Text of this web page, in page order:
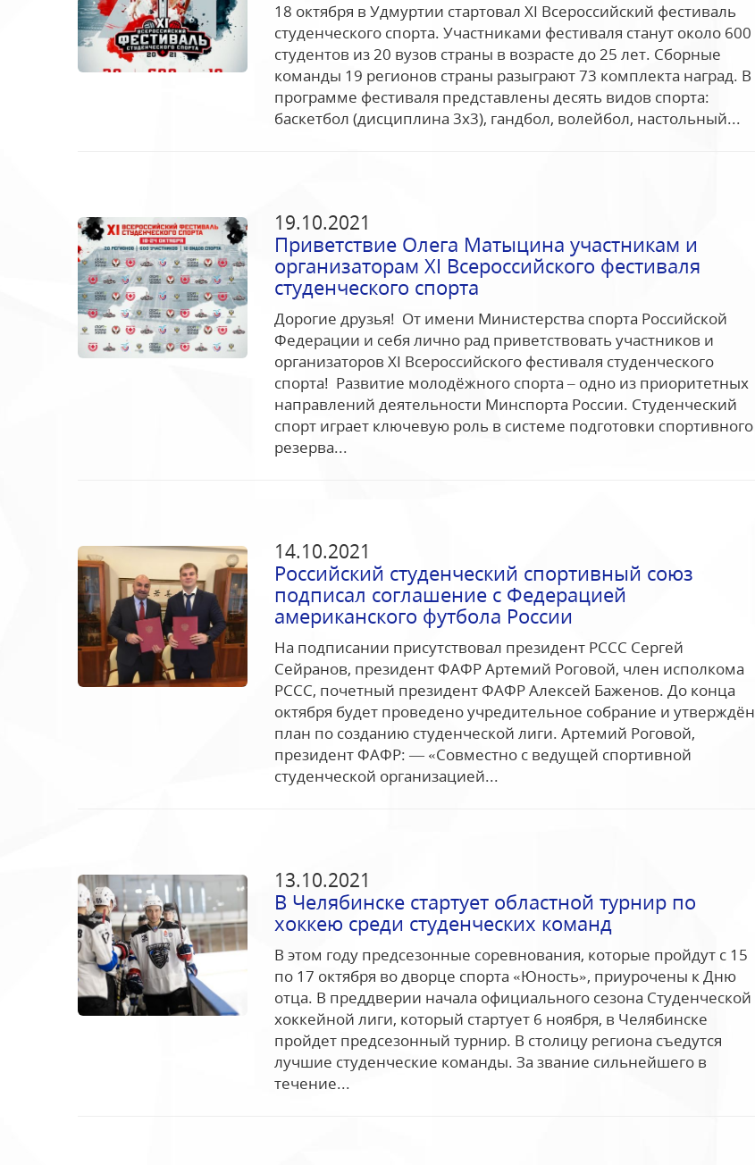
18 октября в Удмуртии стартовал XI Всероссийский фестиваль
студенческого спорта. Участниками фестиваля станут около 600
студентов из 20 вузов страны в возрасте до 25 лет. Сборные
команды 19 регионов страны разыграют 73 комплекта наград. В
программе фестиваля представлены десять видов спорта:
баскетбол (дисциплина 3х3), гандбол, волейбол, настольный...
19.10.2021
Приветствие Олега Матыцина участникам и
организаторам XI Всероссийского фестиваля
студенческого спорта
Дорогие друзья! От имени Министерства спорта Российской
Федерации и себя лично рад приветствовать участников и
организаторов XI Всероссийского фестиваля студенческого
спорта! Развитие молодёжного спорта – одно из приоритетных
направлений деятельности Минспорта России. Студенческий
спорт играет ключевую роль в системе подготовки спортивного
резерва...
14.10.2021
Российский студенческий спортивный союз
подписал соглашение с Федерацией
американского футбола России
На подписании присутствовал президент РССС Сергей
Сейранов, президент ФАФР Артемий Роговой, член исполкома
РССС, почетный президент ФАФР Алексей Баженов. До конца
октября будет проведено учредительное собрание и утверждён
план по созданию студенческой лиги. Артемий Роговой,
президент ФАФР: — «Совместно с ведущей спортивной
студенческой организацией...
13.10.2021
В Челябинске стартует областной турнир по
хоккею среди студенческих команд
В этом году предсезонные соревнования, которые пройдут с 15
по 17 октября во дворце спорта «Юность», приурочены к Дню
отца. В преддверии начала официального сезона Студенческой
хоккейной лиги, который стартует 6 ноября, в Челябинске
пройдет предсезонный турнир. В столицу региона съедутся
лучшие студенческие команды. За звание сильнейшего в
течение...